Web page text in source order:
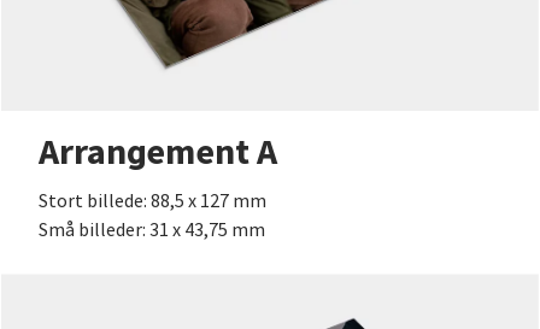
Arrangement A
Stort billede: 88,5 x 127 mm
Små billeder: 31 x 43,75 mm